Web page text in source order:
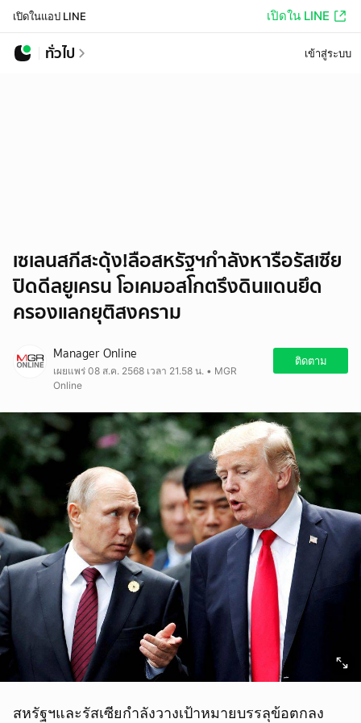
เปิดในแอป LINE เปิดใน LINE
ทั่วไป เข้าสู่ระบบ
เซเลนสกีสะดุ้ง!ลือสหรัฐฯกำลังหารือรัสเซีย
ปิดดีลยูเครน โอเคมอสโกตรึงดินแดนยึด
ครองแลกยุติสงคราม
Manager Online
เผยแพร่ 08 ส.ค. 2568 เวลา 21.58 น. • MGR
Online
ติดตาม
สหรัฐฯและรัสเซียกำลังวางเป้าหมายบรรลุข้อตกลง